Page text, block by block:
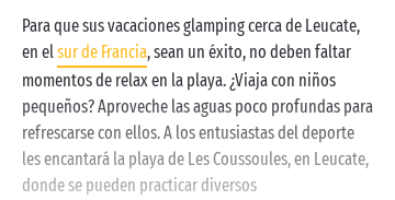
Para que sus vacaciones glamping cerca de Leucate,
en elsur de Francia, sean un éxito, no deben faltar
momentos de relax en la playa. ¿Viaja con niños
pequeños? Aproveche las aguas poco profundas para
refrescarse con ellos. A los entusiastas del deporte
les encantará la playa de Les Coussoules, en Leucate,
donde se pueden practicar diversos